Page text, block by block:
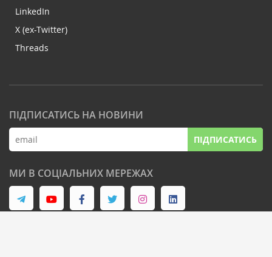
LinkedIn
X (ex-Twitter)
Threads
ПІДПИСАТИСЬ НА НОВИНИ
ПІДПИСАТИСЬ
МИ В СОЦІАЛЬНИХ МЕРЕЖАХ